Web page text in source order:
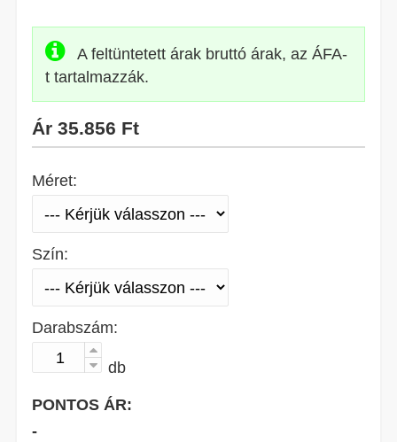
A feltüntetett árak bruttó árak, az ÁFA-
t tartalmazzák.
Ár35.856 Ft
Méret:
Szín:
Darabszám:
db
PONTOS ÁR:
-